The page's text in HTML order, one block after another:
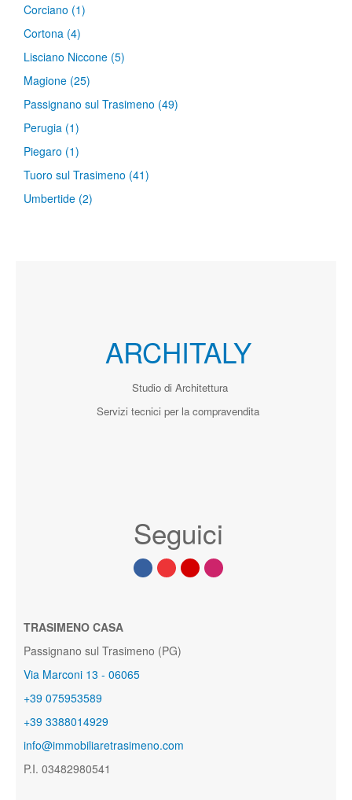
Corciano (1)
Cortona (4)
Lisciano Niccone (5)
Magione (25)
Passignano sul Trasimeno (49)
Perugia (1)
Piegaro (1)
Tuoro sul Trasimeno (41)
Umbertide (2)
ARCHITALY
Studio di Architettura
Servizi tecnici per la compravendita
Seguici
TRASIMENO CASA
Passignano sul Trasimeno (PG)
Via Marconi 13 - 06065
+39 075953589
+39 3388014929
info@immobiliaretrasimeno.com
P.I. 03482980541